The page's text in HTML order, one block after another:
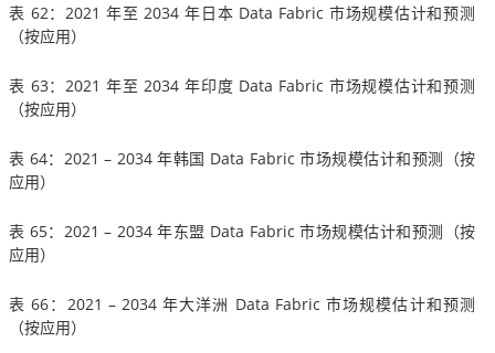
表 62：2021 年至 2034 年日本 Data Fabric 市场规模估计和预测
（按应用）
表 63：2021 年至 2034 年印度 Data Fabric 市场规模估计和预测
（按应用）
表 64：2021 – 2034 年韩国 Data Fabric 市场规模估计和预测（按
应用）
表 65：2021 – 2034 年东盟 Data Fabric 市场规模估计和预测（按
应用）
表 66：2021 – 2034 年大洋洲 Data Fabric 市场规模估计和预测
（按应用）